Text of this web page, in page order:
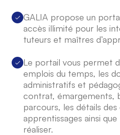
GALIA propose un
accès illimité pour les
tuteurs et maîtres
Le portail vous permet
emplois du temps, les
administratifs et
contrat, émargements,
parcours, les détails des
apprentissages ainsi
réaliser.